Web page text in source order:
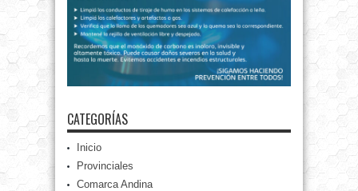
CATEGORÍAS
Inicio
Provinciales
Comarca Andina